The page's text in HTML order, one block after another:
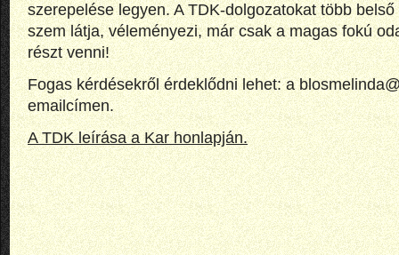
szerepelése legyen. A TDK-dolgozatokat több
szem látja, véleményezi, már csak a magas fokú
részt venni!
Fogas kérdésekről érdeklődni lehet: a
emailcímen.
A TDK leírása a Kar honlapján.